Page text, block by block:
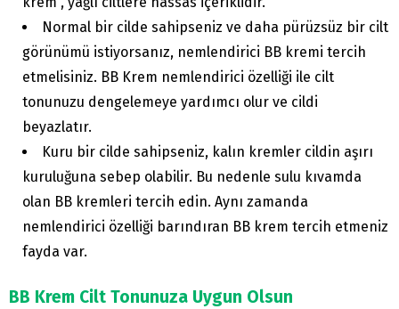
Normal bir cilde sahipseniz ve daha pürüzsüz bir cilt
görünümü istiyorsanız, nemlendirici BB kremi tercih
etmelisiniz. BB Krem nemlendirici özelliği ile cilt
tonunuzu dengelemeye yardımcı olur ve cildi
beyazlatır.
Kuru bir cilde sahipseniz, kalın kremler cildin aşırı
kuruluğuna sebep olabilir. Bu nedenle sulu kıvamda
olan BB kremleri tercih edin. Aynı zamanda
nemlendirici özelliği barındıran BB krem tercih etmeniz
fayda var.
BB Krem Cilt Tonunuza Uygun Olsun